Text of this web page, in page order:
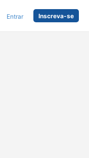
Entrar Inscreva-se